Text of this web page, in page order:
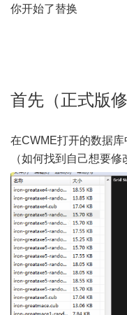
你开始了替换
首先（正式版修
在CWME打开的数据
（如何找到自己想要